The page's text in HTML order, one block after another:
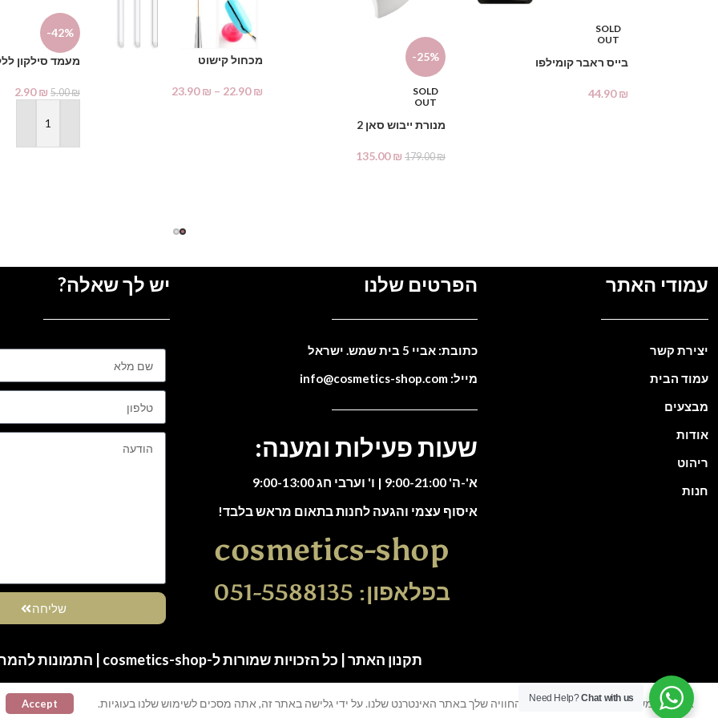
SOLD
OUT
בייס ראבר קומילפו
44.90₪
-25%
SOLD
OUT
מנורת ייבוש סאן 2
179.00₪
135.00₪
מכחול קישוט
22.90₪
–
23.90₪
-42%
מעמד סילקון
5.00₪
2.90₪
הוספה לסל
עמודי האתר
יצירת קשר
עמוד הבית
מבצעים
אודות
ריהוט
חנות
הפרטים שלנו
כתובת: אביי 5 בית שמש. ישראל
מייל: info@cosmetics-shop.com
שעות פעילות ומענה:
א'-ה' 9:00-21:00 | ו' וערבי חג 9:00-13:00
איסוף עצמי והגעה לחנות בתאום מראש בלבד!
cosmetics-shop
בפלאפון: 051-5588135
יש לך שאלה?
שליחה
תקנון האתר | כל הזכויות שמורות ל-cosmetics-shop | התמונות להמחשה בלבד
אנו משתמשים בעוגיות כדי לשפר את החוויה שלך באתר האינטרנט שלנו. על ידי גלישה באתר זה, אתה מסכים לשימוש שלנו בעוגיות. Accept Need Help?Chat with us